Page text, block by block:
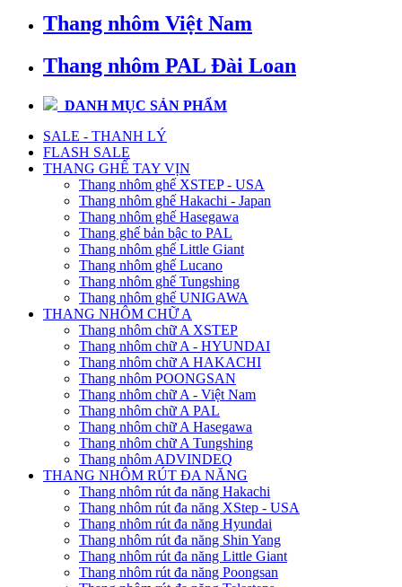
Thang nhôm Việt Nam
Thang nhôm PAL Đài Loan
DANH MỤC SẢN PHẨM
SALE - THANH LÝ
FLASH SALE
THANG GHẾ TAY VỊN
Thang nhôm ghế XSTEP - USA
Thang nhôm ghế Hakachi - Japan
Thang nhôm ghế Hasegawa
Thang ghế bản bậc to PAL
Thang nhôm ghế Little Giant
Thang nhôm ghế Lucano
Thang nhôm ghế Tungshing
Thang nhôm ghế UNIGAWA
THANG NHÔM CHỮ A
Thang nhôm chữ A XSTEP
Thang nhôm chữ A - HYUNDAI
Thang nhôm chữ A HAKACHI
Thang nhôm POONGSAN
Thang nhôm chữ A - Việt Nam
Thang nhôm chữ A PAL
Thang nhôm chữ A Hasegawa
Thang nhôm chữ A Tungshing
Thang nhôm ADVINDEQ
THANG NHÔM RÚT ĐA NĂNG
Thang nhôm rút đa năng Hakachi
Thang nhôm rút đa năng XStep - USA
Thang nhôm rút đa năng Hyundai
Thang nhôm rút đa năng Shin Yang
Thang nhôm rút đa năng Little Giant
Thang nhôm rút đa năng Poongsan